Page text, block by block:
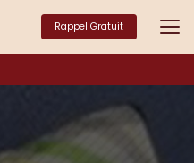
Rappel Gratuit